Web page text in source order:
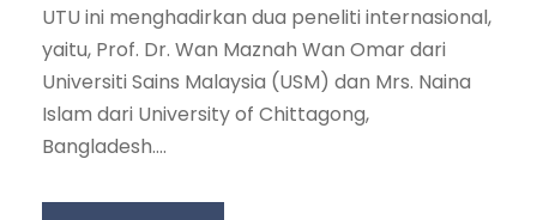
UTU ini menghadirkan dua peneliti internasional,
yaitu, Prof. Dr. Wan Maznah Wan Omar dari
Universiti Sains Malaysia (USM) dan Mrs. Naina
Islam dari University of Chittagong,
Bangladesh....